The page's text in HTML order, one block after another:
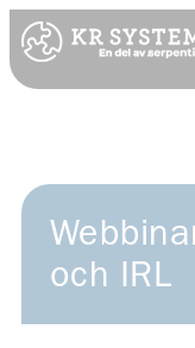
och IRL